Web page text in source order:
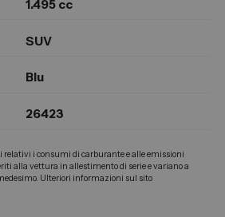
1.495 cc
SUV
Blu
26423
relativi i consumi di carburante e alle emissioni
alla vettura in allestimento di serie e variano a
Ulteriori informazioni sul sito